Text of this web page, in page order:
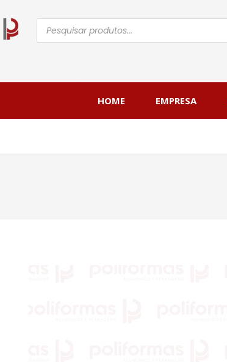
Pesquisar
produtos
HOME EMPRESA